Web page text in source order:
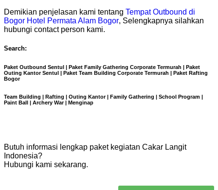
Demikian penjelasan kami tentang Tempat Outbound di
Bogor Hotel Permata Alam Bogor, Selengkapnya silahkan
hubungi contact person kami.
Search:
Paket Outbound Sentul | Paket Family Gathering Corporate Termurah | Paket
Outing Kantor Sentul | Paket Team Building Corporate Termurah | Paket Rafting
Bogor
Team Building | Rafting | Outing Kantor | Family Gathering | School Program |
Paint Ball | Archery War | Menginap
Butuh informasi lengkap paket kegiatan Cakar Langit
Indonesia?
Hubungi kami sekarang.